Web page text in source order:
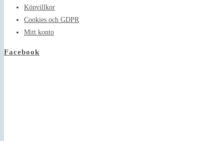
Köpvillkor
Cookies och GDPR
Mitt konto
Facebook